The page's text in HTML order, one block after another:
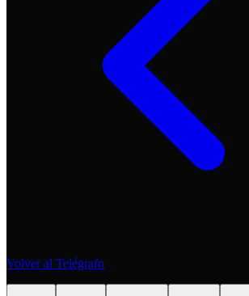
Volver al Telégrafo